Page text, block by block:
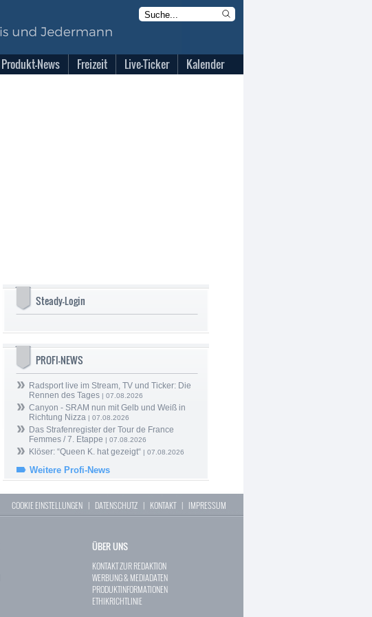
Produkt-News Freizeit Live-Ticker Kalender
Steady-Login
PROFI-NEWS
Radsport live im Stream, TV und Ticker: Die
Rennen des Tages | 07.08.2026
Canyon - SRAM nun mit Gelb und Weiß in
Richtung Nizza | 07.08.2026
Das Strafenregister der Tour de France
Femmes / 7. Etappe | 07.08.2026
Klöser: “Queen K. hat gezeigt“ | 07.08.2026
Weitere Profi-News
COOKIE EINSTELLUNGEN | DATENSCHUTZ | KONTAKT| IMPRESSUM
ÜBER UNS
KONTAKT ZUR REDAKTION
WERBUNG & MEDIADATEN
PRODUKTINFORMATIONEN
ETHIKRICHTLINIE